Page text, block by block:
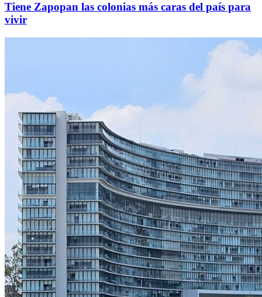
Tiene Zapopan las colonias más caras del país para
vivir